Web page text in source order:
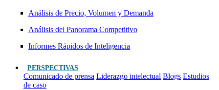
Análisis de Precio, Volumen y Demanda
Análisis del Panorama Competitivo
Informes Rápidos de Inteligencia
PERSPECTIVAS
Comunicado de prensa Liderazgo intelectual Blogs Estudios
de caso